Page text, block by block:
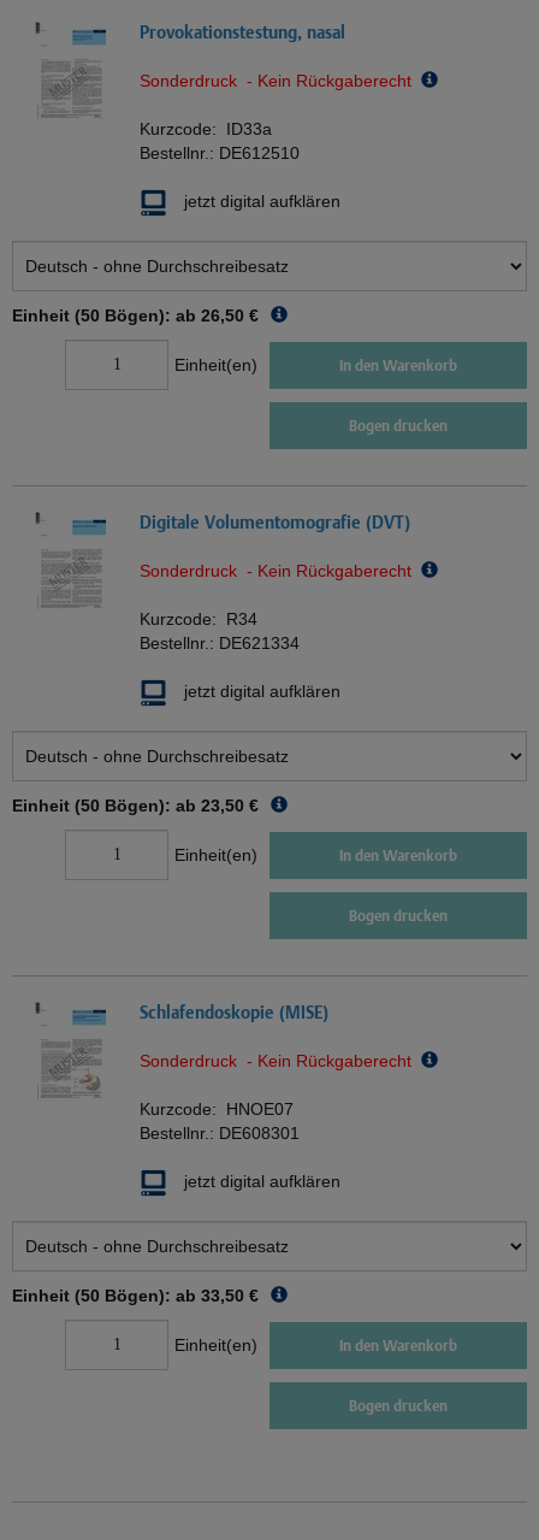
Provokationstestung, nasal
Sonderdruck - Kein Rückgaberecht
Kurzcode: ID33a
Bestellnr.: DE612510
jetzt digital aufklären
Einheit (50 Bögen): ab 26,50 €
Einheit(en) In den Warenkorb
Bogen drucken
Digitale Volumentomografie (DVT)
Sonderdruck - Kein Rückgaberecht
Kurzcode: R34
Bestellnr.: DE621334
jetzt digital aufklären
Einheit (50 Bögen): ab 23,50 €
Einheit(en) In den Warenkorb
Bogen drucken
Schlafendoskopie (MISE)
Sonderdruck - Kein Rückgaberecht
Kurzcode: HNOE07
Bestellnr.: DE608301
jetzt digital aufklären
Einheit (50 Bögen): ab 33,50 €
Einheit(en) In den Warenkorb
Bogen drucken